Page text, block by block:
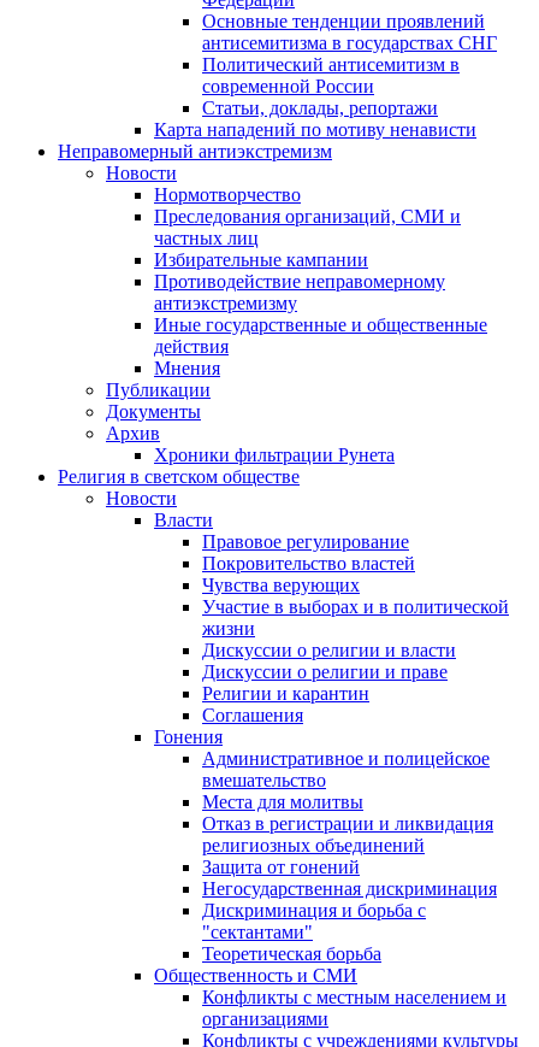
Основные тенденции проявлений
антисемитизма в государствах СНГ
Политический антисемитизм в
современной России
Статьи, доклады, репортажи
Карта нападений по мотиву ненависти
Неправомерный антиэкстремизм
Новости
Нормотворчество
Преследования организаций, СМИ и
частных лиц
Избирательные кампании
Противодействие неправомерному
антиэкстремизму
Иные государственные и общественные
действия
Мнения
Публикации
Документы
Архив
Хроники фильтрации Рунета
Религия в светском обществе
Новости
Власти
Правовое регулирование
Покровительство властей
Чувства верующих
Участие в выборах и в политической
жизни
Дискуссии о религии и власти
Дискуссии о религии и праве
Религии и карантин
Соглашения
Гонения
Административное и полицейское
вмешательство
Места для молитвы
Отказ в регистрации и ликвидация
религиозных объединений
Защита от гонений
Негосударственная дискриминация
Дискриминация и борьба с
"сектантами"
Теоретическая борьба
Общественность и СМИ
Конфликты с местным населением и
организациями
Конфликты с учреждениями культуры